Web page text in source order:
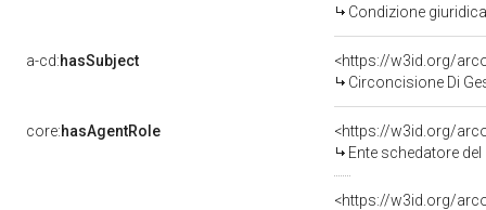
Condizione
a-cd:hasSubject
<https://w3id.org/
Circoncisione Di
core:hasAgentRole
<https://w3id.org/
Ente schedatore del
<https://w3id.org/